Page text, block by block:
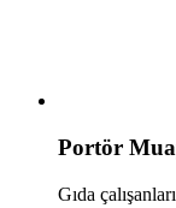
Portör
Gıda